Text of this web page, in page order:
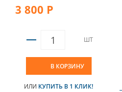
3 800 Р
ШТ
В КОРЗИНУ
ИЛИ КУПИТЬ В 1 КЛИК!